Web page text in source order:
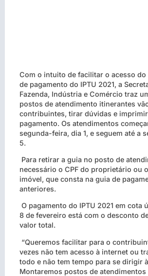
Com o intuito de facilitar o acesso do
de pagamento do IPTU 2021, a
Fazenda, Indústria e Comércio traz
postos de atendimento itinerantes
contribuintes, tirar dúvidas e
pagamento. Os atendimentos
segunda-feira, dia 1, e seguem até a
5.
Para retirar a guia no posto de
necessário o CPF do proprietário ou
imóvel, que consta na guia de
anteriores.
O pagamento do IPTU 2021 em cota
8 de fevereiro está com o desconto
valor total.
“Queremos facilitar para o
vezes não tem acesso à internet ou
todo e não tem tempo para se dirigir
Montaremos postos de atendimentos